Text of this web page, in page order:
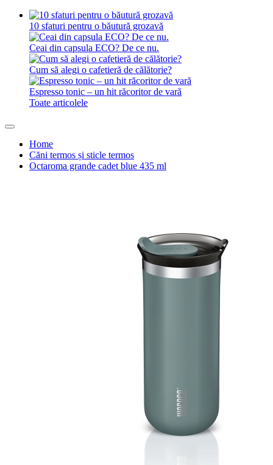
10 sfaturi pentru o băutură grozavă
Ceai din capsula ECO? De ce nu.
Cum să alegi o cafetieră de călătorie?
Espresso tonic – un hit răcoritor de vară
Toate articolele
Home
Căni termos și sticle termos
Octaroma grande cadet blue 435 ml